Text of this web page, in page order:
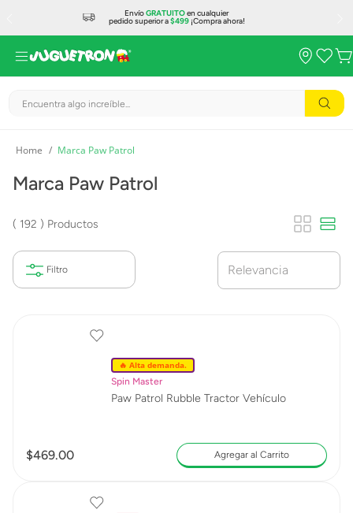
EnvíoGRATUITOen cualquier
pedido superior a$499¡Compra ahora!
Encuentra algo increíble...
Marca Paw Patrol
Marca Paw Patrol
192 Productos
Relevancia
🔥 Alta demanda.
Spin Master
Paw Patrol Rubble Tractor Vehículo
$469.00 Agregar al Carrito